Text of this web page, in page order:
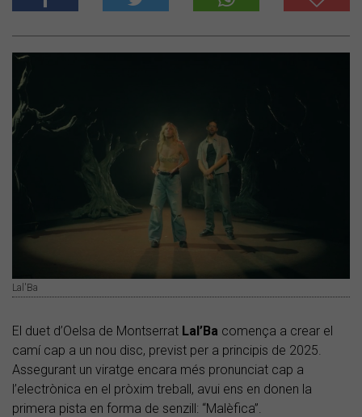
Lal'Ba
El duet d’Oelsa de Montserrat Lal’Ba comença a crear el
camí cap a un nou disc, previst per a principis de 2025.
Assegurant un viratge encara més pronunciat cap a
l’electrònica en el pròxim treball, avui ens en donen la
primera pista en forma de senzill: “Malèfica”.